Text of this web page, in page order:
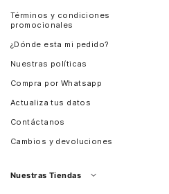
Términos y condiciones
promocionales
¿Dónde esta mi pedido?
Nuestras políticas
Compra por Whatsapp
Actualiza tus datos
Contáctanos
Cambios y devoluciones
Nuestras Tiendas